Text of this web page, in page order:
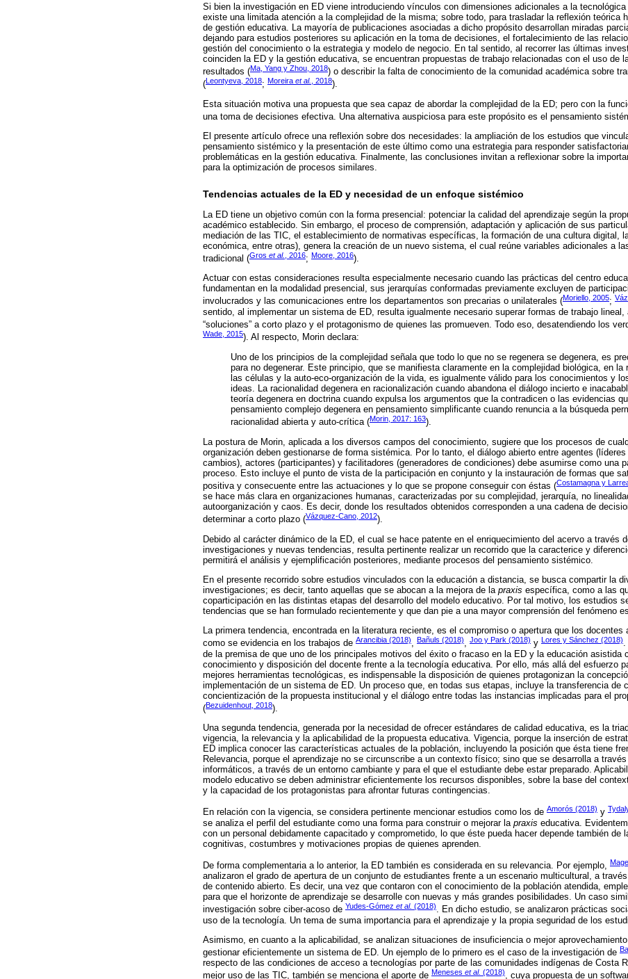
Si bien la investigación en ED viene introduciendo vínculos con dimensiones adicionales a la
existe una limitada atención a la complejidad de la misma; sobre todo, para trasladar la reflexión teórica
de gestión educativa. La mayoría de publicaciones asociadas a dicho propósito desarrollan miradas
dejando para estudios posteriores su aplicación en la toma de decisiones, el fortalecimiento de las
gestión del conocimiento o la estrategia y modelo de negocio. En tal sentido, al recorrer las últimas
coinciden la ED y la gestión educativa, se encuentran propuestas de trabajo relacionadas con el uso de
resultados (Ma, Yang y Zhou, 2018) o describir la falta de conocimiento de la comunidad académica sobre
( Leontyeva, 2018; Moreira et al. , 2018).
Esta situación motiva una propuesta que sea capaz de abordar la complejidad de la ED; pero con la
una toma de decisiones efectiva. Una alternativa auspiciosa para este propósito es el pensamiento
El presente artículo ofrece una reflexión sobre dos necesidades: la ampliación de los estudios que
pensamiento sistémico y la presentación de este último como una estrategia para responder
problemáticas en la gestión educativa. Finalmente, las conclusiones invitan a reflexionar sobre la
para la optimización de procesos similares.
Tendencias actuales de la ED y necesidad de un enfoque sistémico
La ED tiene un objetivo común con la forma presencial: potenciar la calidad del aprendizaje según la
académico establecido. Sin embargo, el proceso de comprensión, adaptación y aplicación de sus
mediación de las TIC, el establecimiento de normativas específicas, la formación de una cultura digital,
económica, entre otras), genera la creación de un nuevo sistema, el cual reúne variables adicionales a
tradicional (Gros et al. , 2016; Moore, 2016).
Actuar con estas consideraciones resulta especialmente necesario cuando las prácticas del centro
fundamentan en la modalidad presencial, sus jerarquías conformadas previamente excluyen de
involucrados y las comunicaciones entre los departamentos son precarias o unilaterales (Moriello, 2005;
sentido, al implementar un sistema de ED, resulta igualmente necesario superar formas de trabajo lineal,
“soluciones” a corto plazo y el protagonismo de quienes las promueven. Todo eso, desatendiendo los
Wade, 2015). Al respecto, Morin declara:
Uno de los principios de la complejidad señala que todo lo que no se regenera se degenera, es
para no degenerar. Este principio, que se manifiesta claramente en la complejidad biológica, en la
las células y la auto-eco-organización de la vida, es igualmente válido para los conocimientos y
ideas. La racionalidad degenera en racionalización cuando abandona el diálogo incierto e
teoría degenera en doctrina cuando expulsa los argumentos que la contradicen o las evidencias
pensamiento complejo degenera en pensamiento simplificante cuando renuncia a la búsqueda
racionalidad abierta y auto-crítica (Morin, 2017: 163).
La postura de Morin, aplicada a los diversos campos del conocimiento, sugiere que los procesos de
organización deben gestionarse de forma sistémica. Por lo tanto, el diálogo abierto entre agentes
cambios), actores (participantes) y facilitadores (generadores de condiciones) debe asumirse como una
proceso. Esto incluye el punto de vista de la participación en conjunto y la instauración de formas que
positiva y consecuente entre las actuaciones y lo que se propone conseguir con éstas (Costamagna y
se hace más clara en organizaciones humanas, caracterizadas por su complejidad, jerarquía, no
autoorganización y caos. Es decir, donde los resultados obtenidos corresponden a una cadena de
determinar a corto plazo (Vázquez-Cano, 2012).
Debido al carácter dinámico de la ED, el cual se hace patente en el enriquecimiento del acervo a través
investigaciones y nuevas tendencias, resulta pertinente realizar un recorrido que la caracterice y
permitirá el análisis y ejemplificación posteriores, mediante procesos del pensamiento sistémico.
En el presente recorrido sobre estudios vinculados con la educación a distancia, se busca compartir la
investigaciones; es decir, tanto aquellas que se abocan a la mejora de la praxis específica, como a las
coparticipación en las distintas etapas del desarrollo del modelo educativo. Por tal motivo, los estudios
tendencias que se han formulado recientemente y que dan pie a una mayor comprensión del fenómeno
La primera tendencia, encontrada en la literatura reciente, es el compromiso o apertura que los docentes
como se evidencia en los trabajos de Arancibia (2018), Bañuls (2018), Joo y Park (2018) y Lores y Sánchez (2018).
de la premisa de que uno de los principales motivos del éxito o fracaso en la ED y la educación asistida
conocimiento y disposición del docente frente a la tecnología educativa. Por ello, más allá del esfuerzo
mejores herramientas tecnológicas, es indispensable la disposición de quienes protagonizan la
implementación de un sistema de ED. Un proceso que, en todas sus etapas, incluye la transferencia de
concientización de la propuesta institucional y el diálogo entre todas las instancias implicadas para el
(Bezuidenhout, 2018).
Una segunda tendencia, generada por la necesidad de ofrecer estándares de calidad educativa, es la
vigencia, la relevancia y la aplicabilidad de la propuesta educativa. Vigencia, porque la inserción de
ED implica conocer las características actuales de la población, incluyendo la posición que ésta tiene
Relevancia, porque el aprendizaje no se circunscribe a un contexto físico; sino que se desarrolla a
informáticos, a través de un entorno cambiante y para el que el estudiante debe estar preparado.
modelo educativo se deben administrar eficientemente los recursos disponibles, sobre la base del
y la capacidad de los protagonistas para afrontar futuras contingencias.
En relación con la vigencia, se considera pertinente mencionar estudios como los de Amorós (2018) y
se analiza el perfil del estudiante como una forma para construir o mejorar la praxis educativa.
con un personal debidamente capacitado y comprometido, lo que éste pueda hacer depende también de
cognitivas, costumbres y motivaciones propias de quienes aprenden.
De forma complementaria a lo anterior, la ED también es considerada en su relevancia. Por ejemplo,
analizaron el grado de apertura de un conjunto de estudiantes frente a un escenario multicultural, a
de contenido abierto. Es decir, una vez que contaron con el conocimiento de la población atendida,
para que el horizonte de aprendizaje se desarrolle con nuevas y más grandes posibilidades. Un caso
investigación sobre ciber-acoso de Yudes-Gómez et al. (2018). En dicho estudio, se analizaron prácticas
uso de la tecnología. Un tema de suma importancia para el aprendizaje y la propia seguridad de los
Asimismo, en cuanto a la aplicabilidad, se analizan situaciones de insuficiencia o mejor
gestionar eficientemente un sistema de ED. Un ejemplo de lo primero es el caso de la investigación de
respecto de las condiciones de acceso a tecnologías por parte de las comunidades indígenas de Costa
mejor uso de las TIC, también se menciona el aporte de Meneses et al. (2018), cuya propuesta de un